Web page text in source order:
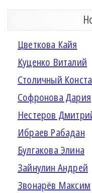
Цветкова Кайя
Куценко Виталий
Столичный
Софронова Дария
Нестеров
Ибраев Рабадан
Булгакова Элина
Зайнулин Андрей
Звонарёв Максим